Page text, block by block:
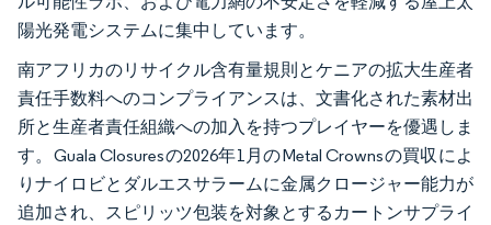
陽光発電システムに集中しています。
南アフリカのリサイクル含有量規則とケニアの拡大生産者
責任手数料へのコンプライアンスは、文書化された素材出
所と生産者責任組織への加入を持つプレイヤーを優遇しま
す。Guala Closuresの2026年1月のMetal Crownsの買収によ
りナイロビとダルエスサラームに金属クロージャー能力が
追加され、スピリッツ包装を対象とするカートンサプライ